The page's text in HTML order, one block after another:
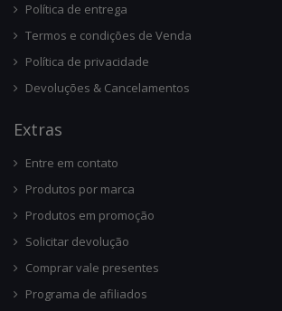
Política de entrega
Termos e condições de Venda
Política de privacidade
Devoluções & Cancelamentos
ExtRas
Entre em contato
Produtos por marca
Produtos em promoção
Solicitar devolução
Comprar vale presentes
Programa de afiliados